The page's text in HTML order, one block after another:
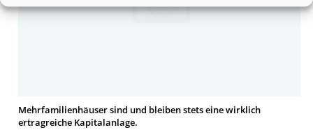
Mehrfamilienhäuser sind und bleiben stets eine wirklich
ertragreiche Kapitalanlage.